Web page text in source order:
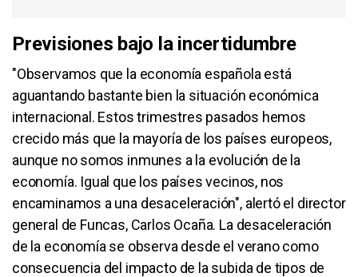
Previsiones bajo la incertidumbre
"Observamos que la economía española está
aguantando bastante bien la situación económica
internacional. Estos trimestres pasados hemos
crecido más que la mayoría de los países europeos,
aunque no somos inmunes a la evolución de la
economía. Igual que los países vecinos, nos
encaminamos a una desaceleración", alertó el director
general de Funcas, Carlos Ocaña. La desaceleración
de la economía se observa desde el verano como
consecuencia del impacto de la subida de tipos de